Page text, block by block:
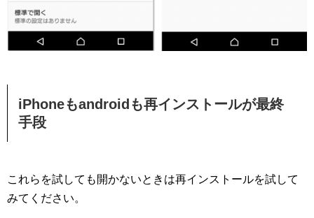
iPhoneもandroidも再インストールが最終
手段
これらを試しても開かないときは再インストールを試して
みてください。